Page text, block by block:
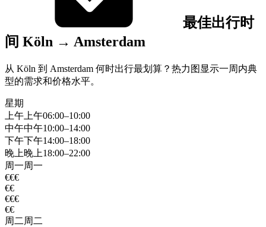
最佳出行时
间 Köln → Amsterdam
从 Köln 到 Amsterdam 何时出行最划算？热力图显示一周内典
型的需求和价格水平。
星期
上午 上午06:00–10:00
中午中午10:00–14:00
下午下午14:00–18:00
晚上晚上18:00–22:00
周一周一
€€€
€€
€€€
€€
周二 周二